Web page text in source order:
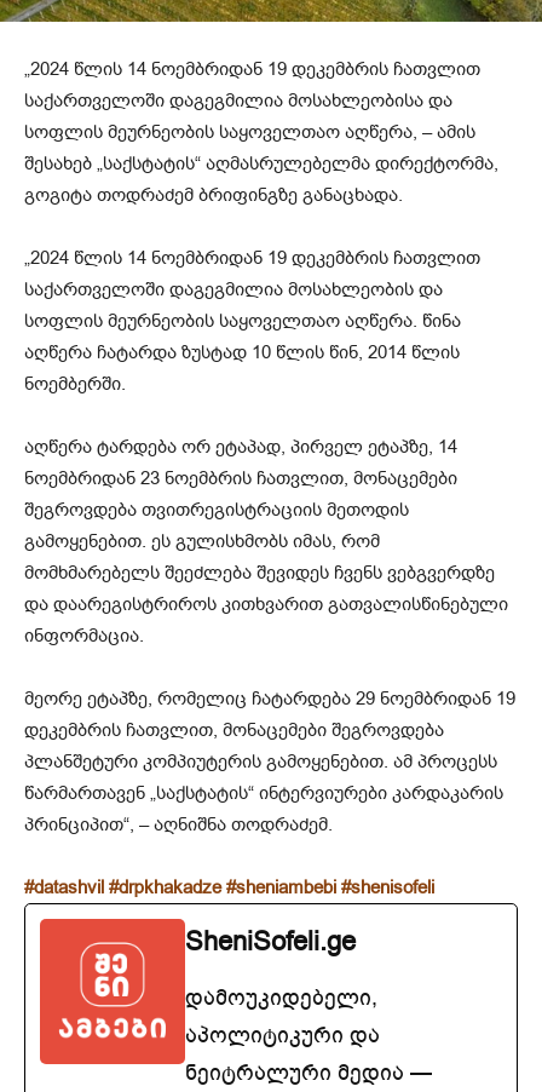
„2024 წლის 14 ნოემბრიდან 19 დეკემბრის ჩათვლით
საქართველოში დაგეგმილია მოსახლეობისა და
სოფლის მეურნეობის საყოველთაო აღწერა, – ამის
შესახებ „საქსტატის“ აღმასრულებელმა დირექტორმა,
გოგიტა თოდრაძემ ბრიფინგზე განაცხადა.
„2024 წლის 14 ნოემბრიდან 19 დეკემბრის ჩათვლით
საქართველოში დაგეგმილია მოსახლეობის და
სოფლის მეურნეობის საყოველთაო აღწერა. წინა
აღწერა ჩატარდა ზუსტად 10 წლის წინ, 2014 წლის
ნოემბერში.
აღწერა ტარდება ორ ეტაპად, პირველ ეტაპზე, 14
ნოემბრიდან 23 ნოემბრის ჩათვლით, მონაცემები
შეგროვდება თვითრეგისტრაციის მეთოდის
გამოყენებით. ეს გულისხმობს იმას, რომ
მომხმარებელს შეეძლება შევიდეს ჩვენს ვებგვერდზე
და დაარეგისტრიროს კითხვარით გათვალისწინებული
ინფორმაცია.
მეორე ეტაპზე, რომელიც ჩატარდება 29 ნოემბრიდან 19
დეკემბრის ჩათვლით, მონაცემები შეგროვდება
პლანშეტური კომპიუტერის გამოყენებით. ამ პროცესს
წარმართავენ „საქსტატის“ ინტერვიურები კარდაკარის
პრინციპით“, – აღნიშნა თოდრაძემ.
#datashvil #drpkhakadze #sheniambebi #shenisofeli
SheniSofeli.ge
დამოუკიდებელი,
აპოლიტიკური და
ნეიტრალური მედია —